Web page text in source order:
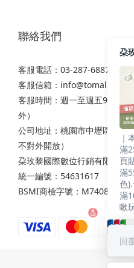
聯絡我們
客服電話：03-287-6887
客服信箱：
客服時間：週一至週五9:00-
外）
公司地址：桃園市中壢區西園
不對外開放）
朶玫黎國際數位行銷有限公司
統一編號：54631617
BSMI商檢字號：M74086
朶
｜
滿
頁
滿
色
滿
啾
回